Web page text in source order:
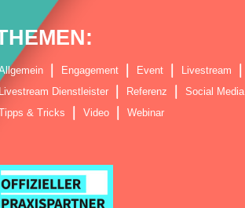
Engagement Event
Livestream
Livestream Dienstleister
Referenz Social Media
& Tricks
Video Webinar